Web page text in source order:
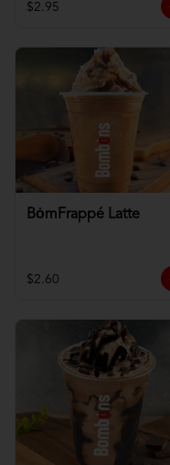
$2.95
BȯmFrappé Latte
$2.60